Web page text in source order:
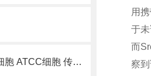
人肺癌细胞 A549细胞 ATCC细胞 传代细胞
用
于
而
察